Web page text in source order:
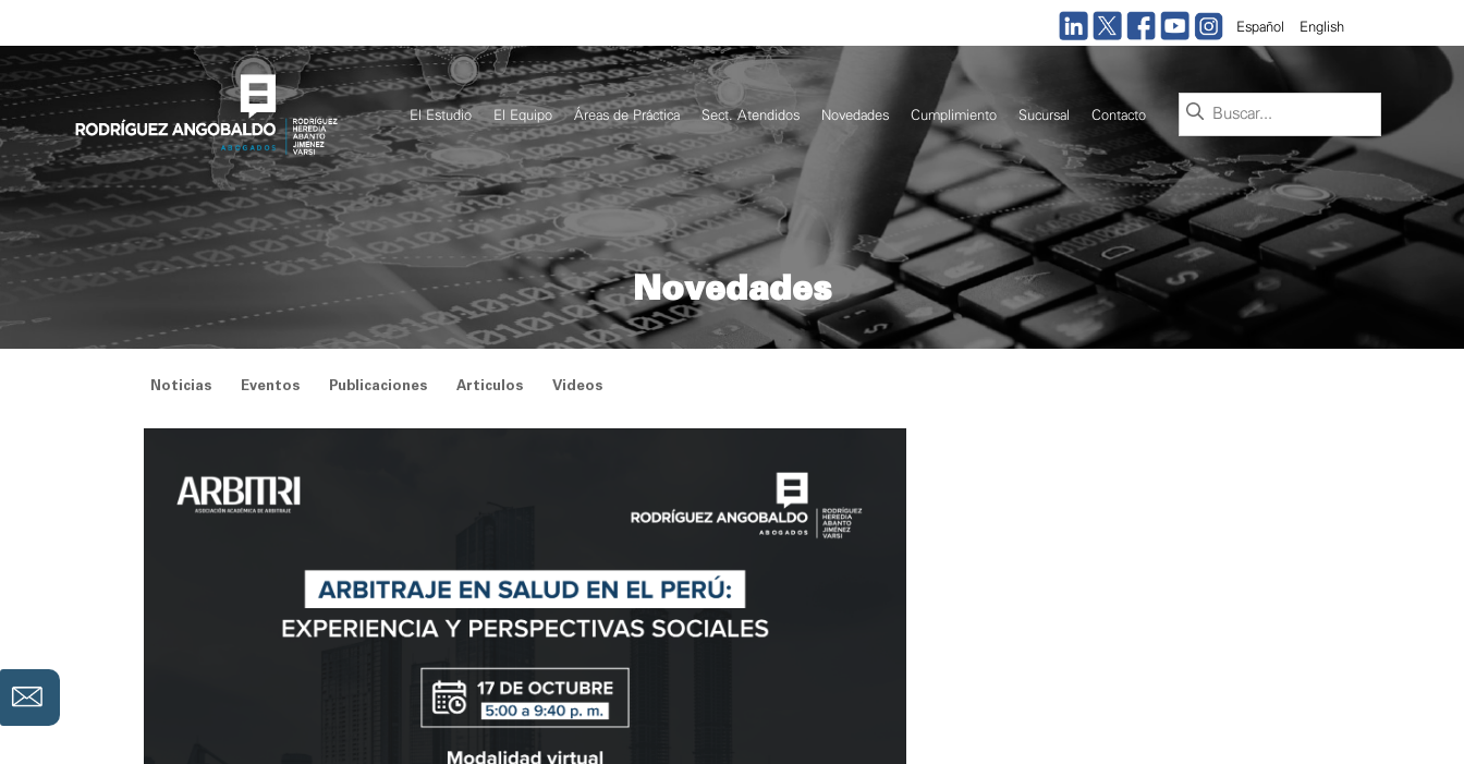
contenido
Español English
El Estudio El Equipo Áreas de Práctica Sect. Atendidos Novedades Cumplimiento Sucursal Contacto Buscar:
Novedades
Noticias Eventos Publicaciones Articulos Videos